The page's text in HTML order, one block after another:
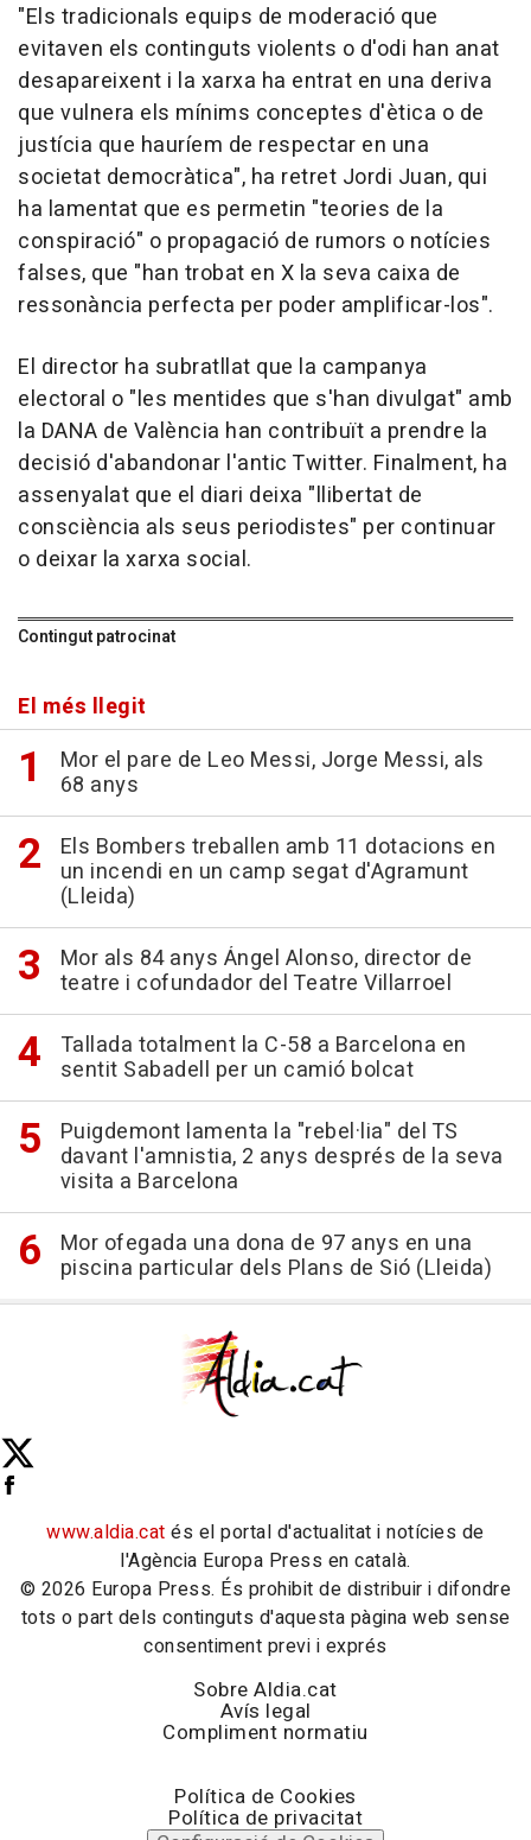
"Els tradicionals equips de moderació que
evitaven els continguts violents o d'odi han anat
desapareixent i la xarxa ha entrat en una deriva
que vulnera els mínims conceptes d'ètica o de
justícia que hauríem de respectar en una
societat democràtica", ha retret Jordi Juan, qui
ha lamentat que es permetin "teories de la
conspiració" o propagació de rumors o notícies
falses, que "han trobat en X la seva caixa de
ressonància perfecta per poder amplificar-los".
El director ha subratllat que la campanya
electoral o "les mentides que s'han divulgat" amb
la DANA de València han contribuït a prendre la
decisió d'abandonar l'antic Twitter. Finalment, ha
assenyalat que el diari deixa "llibertat de
consciència als seus periodistes" per continuar
o deixar la xarxa social.
Contingut patrocinat
El més llegit
Mor el pare de Leo Messi, Jorge Messi, als
68 anys
Els Bombers treballen amb 11 dotacions en
un incendi en un camp segat d'Agramunt
(Lleida)
Mor als 84 anys Ángel Alonso, director de
teatre i cofundador del Teatre Villarroel
Tallada totalment la C-58 a Barcelona en
sentit Sabadell per un camió bolcat
Puigdemont lamenta la "rebel·lia" del TS
davant l'amnistia, 2 anys després de la seva
visita a Barcelona
Mor ofegada una dona de 97 anys en una
piscina particular dels Plans de Sió (Lleida)
www.aldia.cat és el portal d'actualitat i notícies de
l'Agència Europa Press en català.
© 2026 Europa Press. És prohibit de distribuir i difondre
tots o part dels continguts d'aquesta pàgina web sense
consentiment previ i exprés
Sobre Aldia.cat
Avís legal
Compliment normatiu
Política de Cookies
Política de privacitat